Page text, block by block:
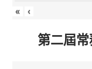
« ‹
第二屆